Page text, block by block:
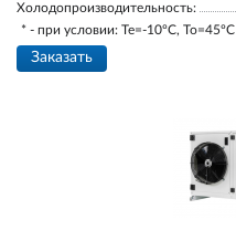
Холодопроизводительность:
* - при условии: Te=-10ºC, To=45ºC
Заказать